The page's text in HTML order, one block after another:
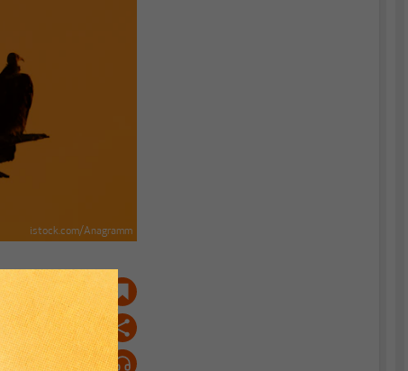
istock.com/Anagramm